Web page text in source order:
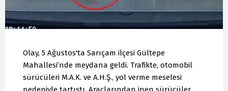
Olay, 5 Ağustos'ta Sarıçam ilçesi Gültepe
Mahallesi’nde meydana geldi. Trafikte, otomobil
sürücüleri M.A.K. ve A.H.Ş., yol verme meselesi